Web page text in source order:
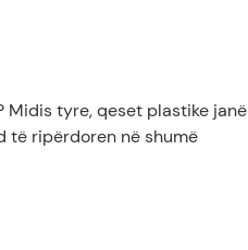
Midis tyre, qeset plastike janë
të ripërdoren në shumë